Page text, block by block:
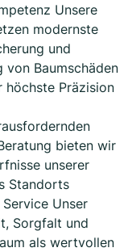
Unsere
modernste
und
von Baumschäden
höchste Präzision
bieten wir
unserer
Standorts
Unser
Sorgfalt und
als wertvollen